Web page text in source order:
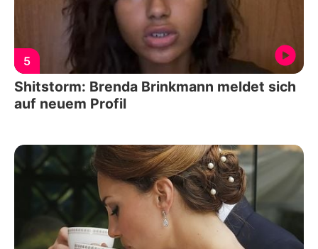
5
Shitstorm: Brenda Brinkmann meldet sich
auf neuem Profil